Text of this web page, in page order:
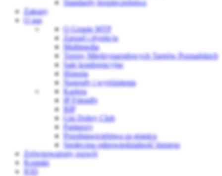
Standardy bezpieczeństwa
Zakupy
O nas
O Grupie MTP
Zarząd i dyrekcja
Multimedia
Tereny Międzynarodowych Targów Poznańskich
Sale konferencyjne
Historia
Nagrody i wyróżnienia
Kariera
IP Friendly
BIP
Gin Dobry Club
Partnerzy
Przedstawicielstwa za granicą
Społeczna odpowiedzialność biznesu
Zrównoważony rozwój
Kontakt
IOD